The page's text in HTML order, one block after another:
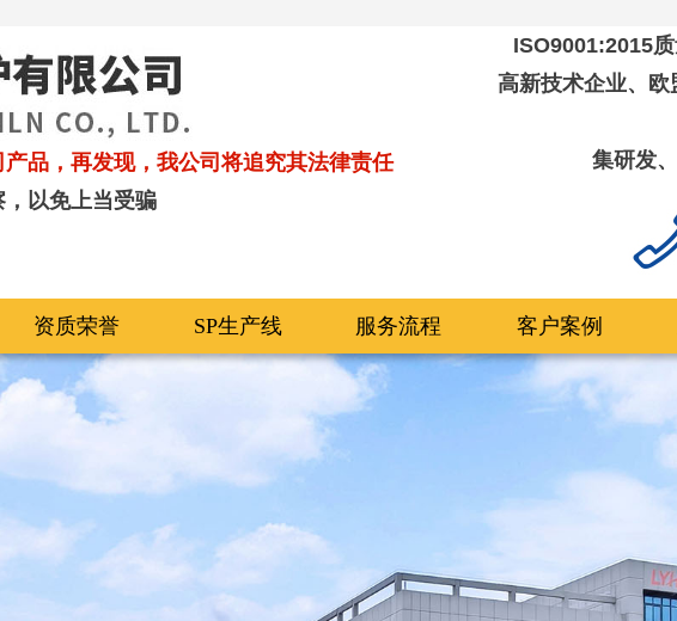
品，再发现，我公司将追究其法律责任
以免上当受骗
ISO9001:2015
高新技术企业、
集研发
资质荣誉 SP生产线 服务流程 客户案例